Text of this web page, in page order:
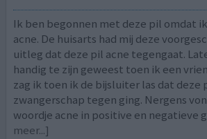
Ik ben begonnen met deze pil omdat
acne. De huisarts had mij deze
uitleg dat deze pil acne tegengaat.
handig te zijn geweest toen ik een
zag ik toen ik de bijsluiter las dat deze
zwangerschap tegen ging. Nergens
woordje acne in positive en negatieve
meer...]